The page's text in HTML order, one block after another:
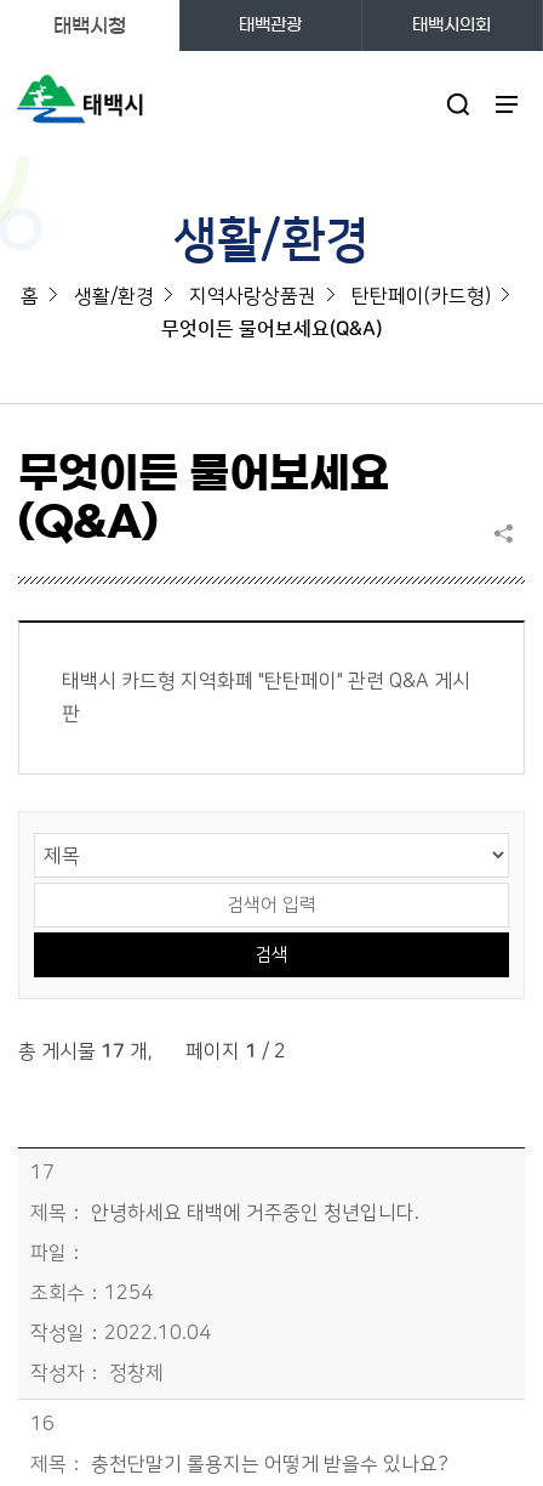
태백시청 태백관광 태백시의회
생활/환경
홈 생활/환경 지역사랑상품권
탄탄페이(카드형)
무엇이든 물어보세요(Q&A)
무엇이든 물어보세요
(Q&A)
태백시 카드형 지역화폐 "탄탄페이" 관련 Q&A 게시
판
총 게시물 17 개 , 페이지 1 / 2
분야별정보>생활/경제>탄탄페이>탄탄페이 Q&A 목록 - 번호, 제목, 파일, 조회수, 작성일, 작성자정보 제공
17
안녕하세요 태백에 거주중인 청년입니다.
1254
2022.10.04
정창제
16
충천단말기 롤용지는 어떻게 받을수 있나요?